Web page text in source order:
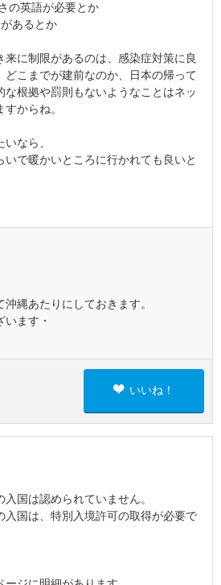
の英語が必要とか
あるとか
来に制限があるのは、感染症対策に良
どこまでが建前なのか、日本の帰って
な根拠や罰則もないようなことはネッ
からね。
なら、
いで暖かいところに行かれても良いと
縄あたりにしておきます。
います・
いいね！
国は認められていません。
入国は、特別入境許可の取得が必要で